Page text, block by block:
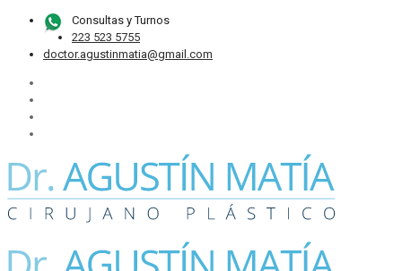
Consultas y Turnos
223 523 5755
doctor.agustinmatia@gmail.com